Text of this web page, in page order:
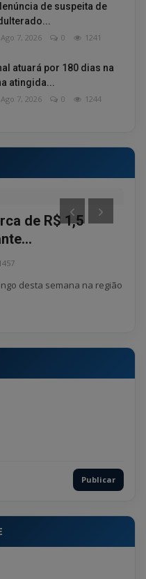
de suspeita de
Ago 7, 2026 0 1241
atuará por 180 dias na
atingida...
Ago 7, 2026 0 1244
de R$ 1,5
desta semana na região
Publicar